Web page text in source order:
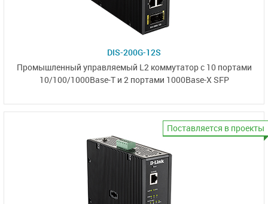
DIS-200G-12S
Промышленный управляемый L2 коммутатор с 10 портами
10/100/1000Base-Tи 2 портами 1000Base-X SFP
Поставляется в проекты